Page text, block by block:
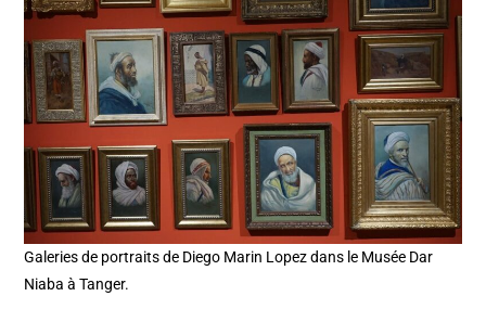
Galeries de portraits de Diego Marin Lopez dans le Musée Dar
Niaba à Tanger.